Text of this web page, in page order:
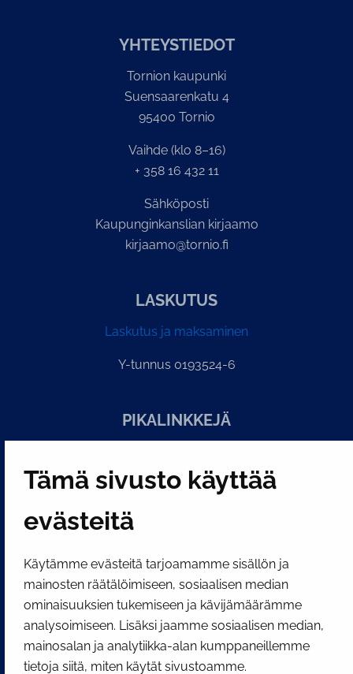
Tämä sivusto käyttää
evästeitä
Käytämme evästeitä tarjoamamme sisällön ja
mainosten räätälöimiseen, sosiaalisen median
ominaisuuksien tukemiseen ja kävijämäärämme
analysoimiseen. Lisäksi jaamme sosiaalisen median,
mainosalan ja analytiikka-alan kumppaneillemme
tietoja siitä, miten käytät sivustoamme.
YH­TEYS­TIE­DOT
Tornion kaupunki
Suensaarenkatu 4
95400 Tornio
Vaihde (klo 8–16)
+ 358 16 432 11
Sähköposti
Kaupunginkanslian kirjaamo
kirjaamo@tornio.fi
LASKUTUS
Laskutus ja maksaminen
Y-tunnus 0193524-6
PI­KA­LINK­KE­JÄ
Näytä evästeasetukseni